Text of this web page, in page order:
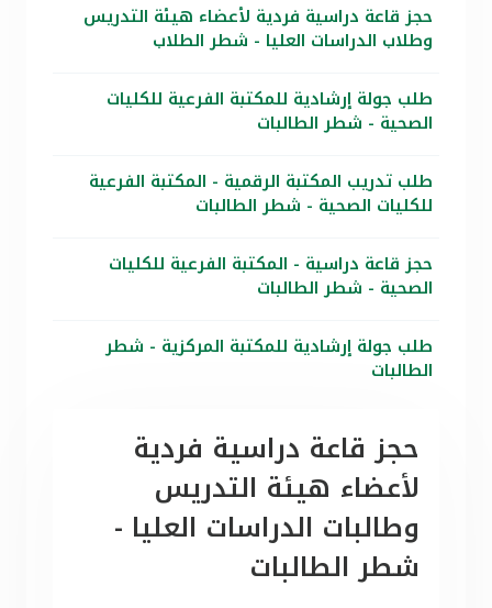
حجز قاعة دراسية فردية لأعضاء هيئة التدريس
وطلاب الدراسات العليا - شطر الطلاب
طلب جولة إرشادية للمكتبة الفرعية للكليات
الصحية - شطر الطالبات
طلب تدريب المكتبة الرقمية - المكتبة الفرعية
للكليات الصحية - شطر الطالبات
حجز قاعة دراسية - المكتبة الفرعية للكليات
الصحية - شطر الطالبات
طلب جولة إرشادية للمكتبة المركزية - شطر
الطالبات
حجز قاعة دراسية فردية
لأعضاء هيئة التدريس
وطالبات الدراسات العليا -
شطر الطالبات